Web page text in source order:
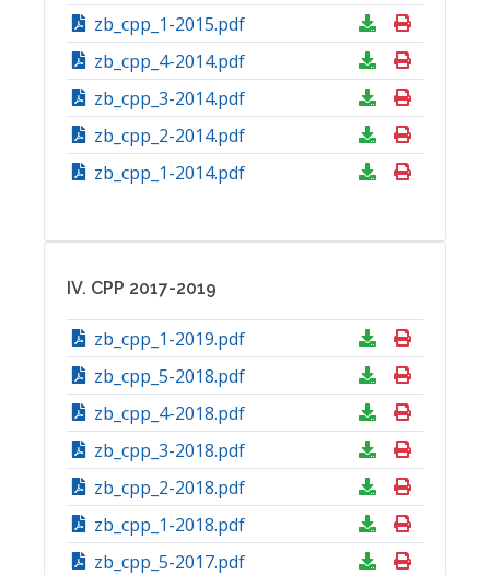
zb_cpp_1-2015.pdf
zb_cpp_4-2014.pdf
zb_cpp_3-2014.pdf
zb_cpp_2-2014.pdf
zb_cpp_1-2014.pdf
IV. CPP 2017-2019
zb_cpp_1-2019.pdf
zb_cpp_5-2018.pdf
zb_cpp_4-2018.pdf
zb_cpp_3-2018.pdf
zb_cpp_2-2018.pdf
zb_cpp_1-2018.pdf
zb_cpp_5-2017.pdf